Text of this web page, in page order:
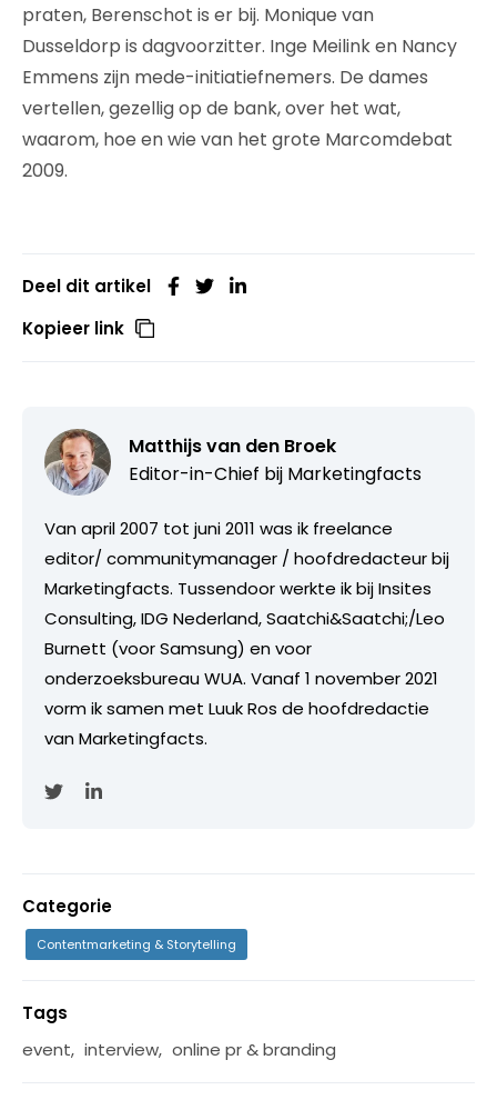
praten, Berenschot is er bij. Monique van
Dusseldorp is dagvoorzitter. Inge Meilink en Nancy
Emmens zijn mede-initiatiefnemers. De dames
vertellen, gezellig op de bank, over het wat,
waarom, hoe en wie van het grote Marcomdebat
2009.
Deel dit artikel
Kopieer link
Matthijs van den Broek
Editor-in-Chief bij Marketingfacts
Van april 2007 tot juni 2011 was ik freelance
editor/ communitymanager / hoofdredacteur bij
Marketingfacts. Tussendoor werkte ik bij Insites
Consulting, IDG Nederland, Saatchi&Saatchi;/Leo
Burnett (voor Samsung) en voor
onderzoeksbureau WUA. Vanaf 1 november 2021
vorm ik samen met Luuk Ros de hoofdredactie
van Marketingfacts.
Categorie
Contentmarketing & Storytelling
Tags
event, interview, online pr & branding